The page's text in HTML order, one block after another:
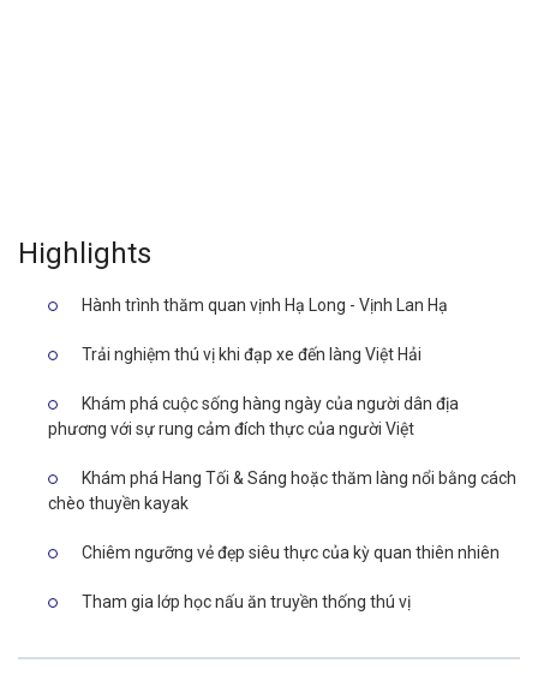
Highlights
Hành trình thăm quan vịnh Hạ Long - Vịnh Lan Hạ
Trải nghiệm thú vị khi đạp xe đến làng Việt Hải
Khám phá cuộc sống hàng ngày của người dân địa
phương với sự rung cảm đích thực của người Việt
Khám phá Hang Tối & Sáng hoặc thăm làng nổi bằng cách
chèo thuyền kayak
Chiêm ngưỡng vẻ đẹp siêu thực của kỳ quan thiên nhiên
Tham gia lớp học nấu ăn truyền thống thú vị